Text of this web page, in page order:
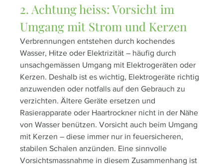
2. Achtung heiss: Vorsicht im
Umgang mit Strom und Kerzen
Verbrennungen entstehen durch kochendes
Wasser, Hitze oder Elektrizität – häufig durch
unsachgemässen Umgang mit Elektrogeräten oder
Kerzen. Deshalb ist es wichtig, Elektrogeräte richtig
anzuwenden oder notfalls auf den Gebrauch zu
verzichten. Ältere Geräte ersetzen und
Rasierapparate oder Haartrockner nicht in der Nähe
von Wasser benützen. Vorsicht auch beim Umgang
mit Kerzen – diese immer nur in feuersicheren,
stabilen Schalen anzünden. Eine sinnvolle
Vorsichtsmassnahme in diesem Zusammenhang ist